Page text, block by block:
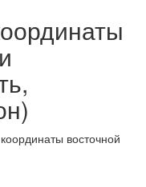
восточной